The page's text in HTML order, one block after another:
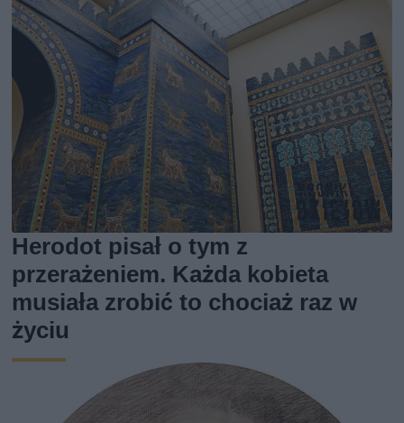
Herodot pisał o tym z
przerażeniem. Każda kobieta
musiała zrobić to chociaż raz w
życiu